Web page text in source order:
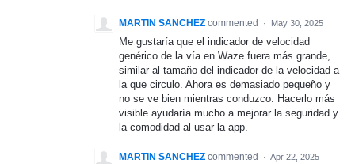
MARTIN SANCHEZ commented · May 30, 2025
Me gustaría que el indicador de velocidad
genérico de la vía en Waze fuera más grande,
similar al tamaño del indicador de la velocidad a
la que circulo. Ahora es demasiado pequeño y
no se ve bien mientras conduzco. Hacerlo más
visible ayudaría mucho a mejorar la seguridad y
la comodidad al usar la app.
MARTIN SANCHEZ commented · Apr 22, 2025